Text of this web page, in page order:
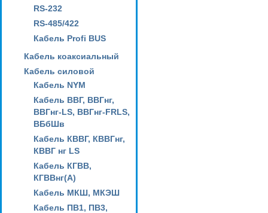
RS-232
RS-485/422
Кабель Profi BUS
Кабель коаксиальный
Кабель силовой
Кабель NYM
Кабель ВВГ, ВВГнг,
ВВГнг-LS, ВВГнг-FRLS,
ВБбШв
Кабель КВВГ, КВВГнг,
КВВГ нг LS
Кабель КГВВ,
КГВВнг(А)
Кабель МКШ, МКЭШ
Кабель ПВ1, ПВ3,